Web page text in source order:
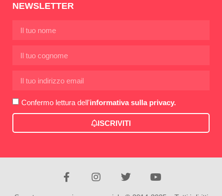
NEWSLETTER
Confermo lettura dell'informativa sulla privacy.
ISCRIVITI